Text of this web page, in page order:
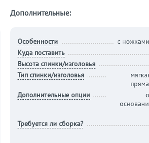
Дополнительные:
Особенности
с
Куда поставить
Высота спинки/изголовья
Тип спинки/изголовья
Дополнительные опции
Требуется ли сборка?